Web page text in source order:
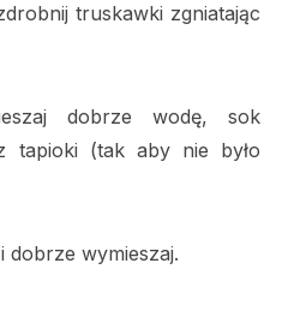
truskawki zgniatając
dobrze wodę, sok
(tak aby nie było
dobrze wymieszaj.